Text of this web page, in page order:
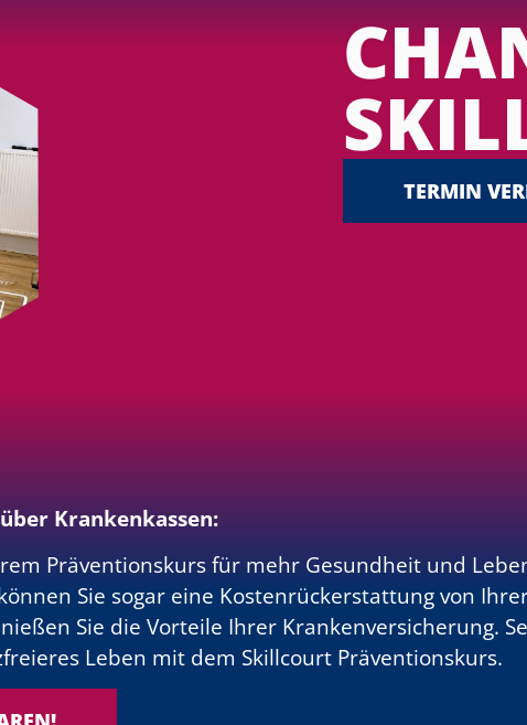
TERMIN
Krankenkassen:
Präventionskurs für mehr Gesundheit und
Sie sogar eine Kostenrückerstattung von
Sie die Vorteile Ihrer Krankenversicherung.
Leben mit dem Skillcourt Präventionskurs.